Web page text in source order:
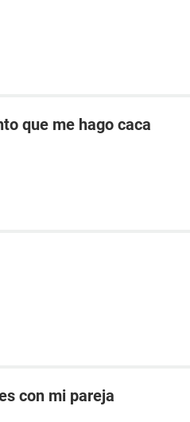
que me hago caca
con mi pareja